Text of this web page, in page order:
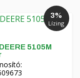
3%
Lízing
5105M